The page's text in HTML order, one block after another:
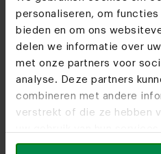
personaliseren, om
bieden en om ons
delen we informatie over
met onze partners voor
analyse. Deze partners
combineren met andere
verstrekt of die ze hebben